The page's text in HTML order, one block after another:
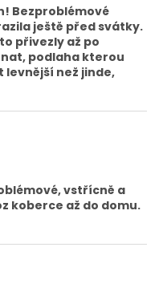
Bezproblémové
ještě před svátky.
přivezly až po
podlaha kterou
levnější než jinde,
je 5 z 5 hvězdiček.
vstřícně a
koberce až do domu.
je 5 z 5 hvězdiček.